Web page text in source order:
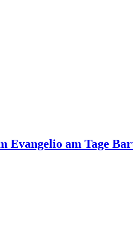
Evangelio am Tage